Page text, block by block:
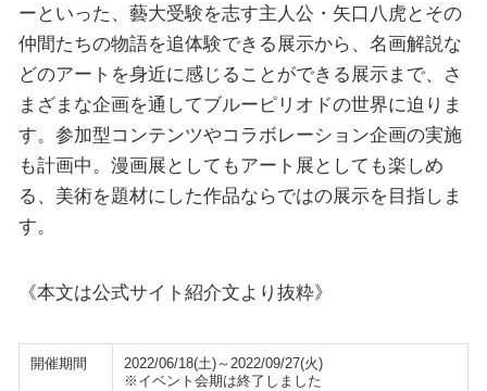
ーといった、藝大受験を志す主人公・矢口八虎とその
仲間たちの物語を追体験できる展示から、名画解説な
どのアートを身近に感じることができる展示まで、さ
まざまな企画を通してブルーピリオドの世界に迫りま
す。参加型コンテンツやコラボレーション企画の実施
も計画中。漫画展としてもアート展としても楽しめ
る、美術を題材にした作品ならではの展示を目指しま
す。
《本文は公式サイト紹介文より抜粋》
開催期間
2022/06/18(土)～2022/09/27(火)
※イベント会期は終了しました